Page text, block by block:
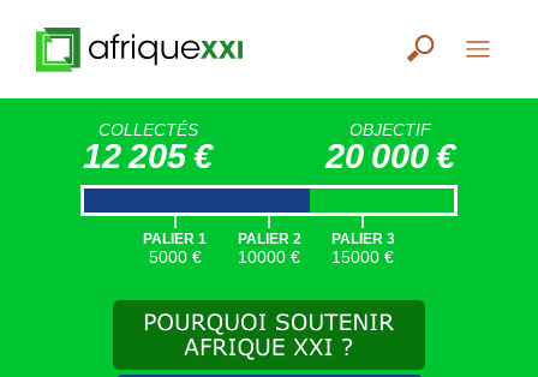
COLLECTÉS
12 205 €
OBJECTIF
20 000 €
|
PALIER 1
5000 €
|
PALIER 2
10000 €
|
PALIER 3
15000 €